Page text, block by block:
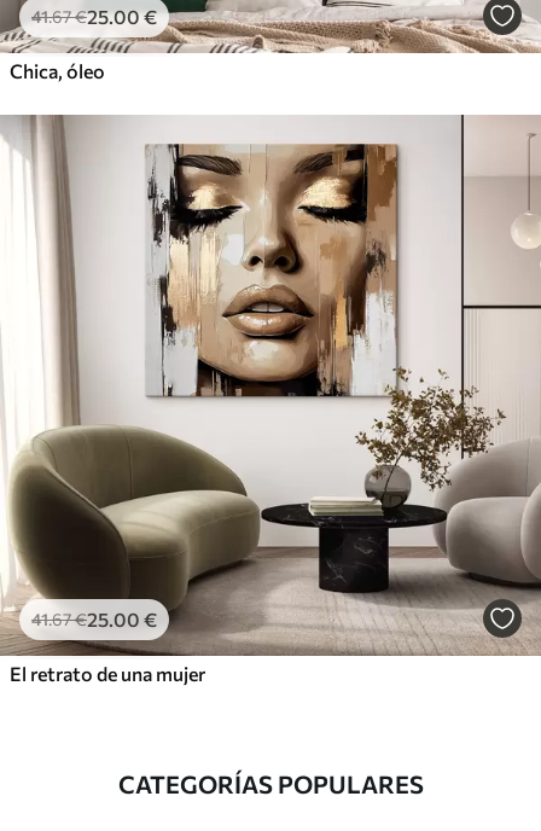
41.67€25.00€
Chica, óleo
41.67€25.00 €
El retrato de una mujer
CATEGORÍAS POPULARES